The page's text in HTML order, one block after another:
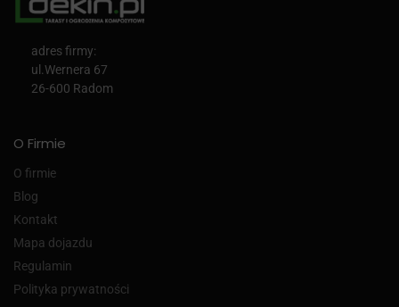
adres firmy:
ul.Wernera 67
26-600 Radom
O Firmie
O firmie
Blog
Kontakt
Mapa dojazdu
Regulamin
Polityka prywatności